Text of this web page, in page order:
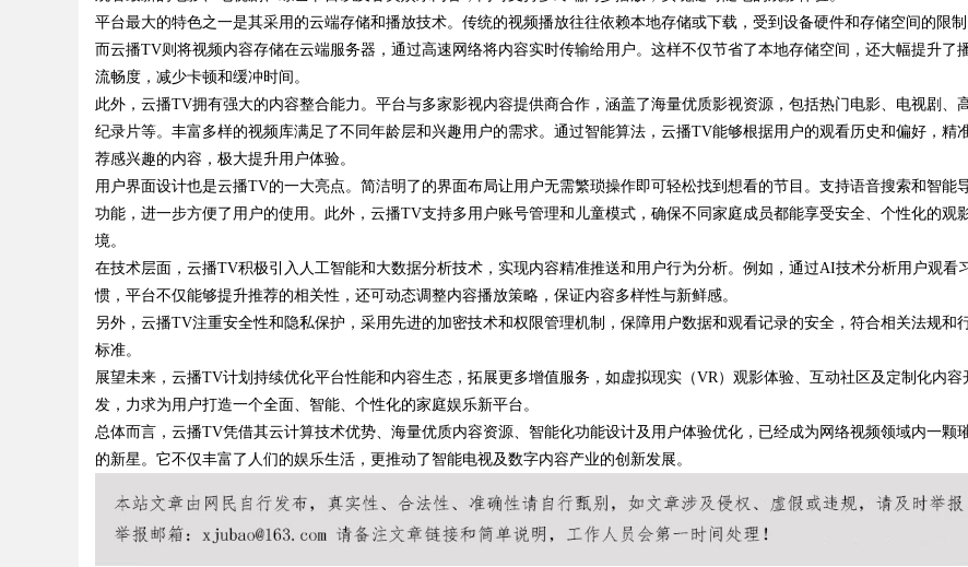
uz
!
Bo
平台最大的特色之一是其采用的云端存储和播放技术。传统的视频播放往往依赖本地存储或下载，受到设备硬件和存储空间的限制
而云播TV则将视频内容存储在云端服务器，通过高速网络将内容实时传输给用户。这样不仅节省了本地存储空间，还大幅提升了
流畅度，减少卡顿和缓冲时间。
此外，云播TV拥有强大的内容整合能力。平台与多家影视内容提供商合作，涵盖了海量优质影视资源，包括热门电影、电视剧、
纪录片等。丰富多样的视频库满足了不同年龄层和兴趣用户的需求。通过智能算法，云播TV能够根据用户的观看历史和偏好，精
荐感兴趣的内容，极大提升用户体验。
用户界面设计也是云播TV的一大亮点。简洁明了的界面布局让用户无需繁琐操作即可轻松找到想看的节目。支持语音搜索和智能
功能，进一步方便了用户的使用。此外，云播TV支持多用户账号管理和儿童模式，确保不同家庭成员都能享受安全、个性化的观
境。
在技术层面，云播TV积极引入人工智能和大数据分析技术，实现内容精准推送和用户行为分析。例如，通过AI技术分析用户观看
惯，平台不仅能够提升推荐的相关性，还可动态调整内容播放策略，保证内容多样性与新鲜感。
另外，云播TV注重安全性和隐私保护，采用先进的加密技术和权限管理机制，保障用户数据和观看记录的安全，符合相关法规和
标准。
展望未来，云播TV计划持续优化平台性能和内容生态，拓展更多增值服务，如虚拟现实（VR）观影体验、互动社区及定制化内容
发，力求为用户打造一个全面、智能、个性化的家庭娱乐新平台。
总体而言，云播TV凭借其云计算技术优势、海量优质内容资源、智能化功能设计及用户体验优化，已经成为网络视频领域内一颗
的新星。它不仅丰富了人们的娱乐生活，更推动了智能电视及数字内容产业的创新发展。